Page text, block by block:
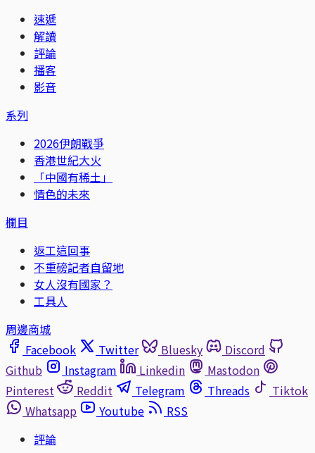
速遞
解讀
評論
播客
影音
系列
2026伊朗戰爭
香港世紀大火
「中國有稀土」
情色的未來
欄目
返工這回事
不重磅記者自留地
女人沒有國家？
工具人
周邊商城
Facebook
Twitter Bluesky
Discord
Github
Instagram Linkedin
Mastodon
Pinterest
Reddit Telegram Threads
Tiktok
Whatsapp
Youtube
RSS
評論